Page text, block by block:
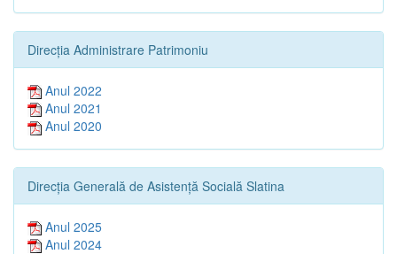
Direcția Administrare Patrimoniu
Anul 2022
Anul 2021
Anul 2020
Direcția Generală de Asistență Socială Slatina
Anul 2025
Anul 2024